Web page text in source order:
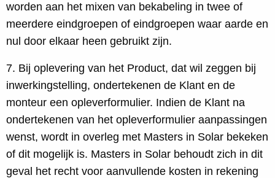
worden aan het mixen van bekabeling in twee of
meerdere eindgroepen of eindgroepen waar aarde en
nul door elkaar heen gebruikt zijn.
7. Bij oplevering van het Product, dat wil zeggen bij
inwerkingstelling, ondertekenen de Klant en de
monteur een opleverformulier. Indien de Klant na
ondertekenen van het opleverformulier aanpassingen
wenst, wordt in overleg met Masters in Solar bekeken
of dit mogelijk is. Masters in Solar behoudt zich in dit
geval het recht voor aanvullende kosten in rekening